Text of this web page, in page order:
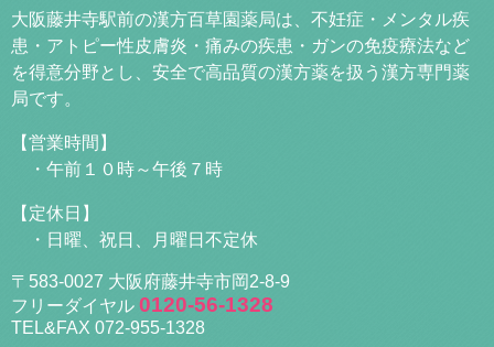
大阪藤井寺駅前の漢方百草園薬局は、不妊症・メンタル疾
患・アトピー性皮膚炎・痛みの疾患・ガンの免疫療法など
を得意分野とし、安全で高品質の漢方薬を扱う漢方専門薬
局です。
【営業時間】
・午前１０時～午後７時
【定休日】
・日曜、祝日、月曜日不定休
〒583-0027 大阪府藤井寺市岡2-8-9
フリーダイヤル 0120-56-1328
TEL&FAX 072-955-1328